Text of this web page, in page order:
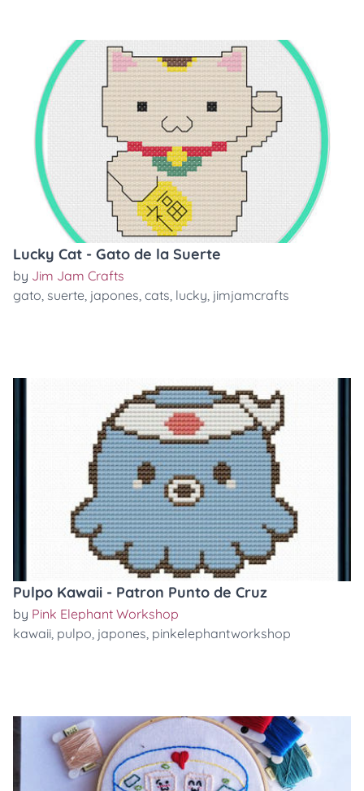
Lucky Cat - Gato de la Suerte
by Jim Jam Crafts
gato, suerte, japones, cats, lucky, jimjamcrafts
Pulpo Kawaii - Patron Punto de Cruz
by Pink Elephant Workshop
kawaii, pulpo, japones, pinkelephantworkshop